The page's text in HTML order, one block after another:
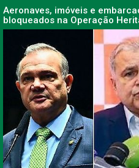
Aeronaves, imóveis e
bloqueados na Operação